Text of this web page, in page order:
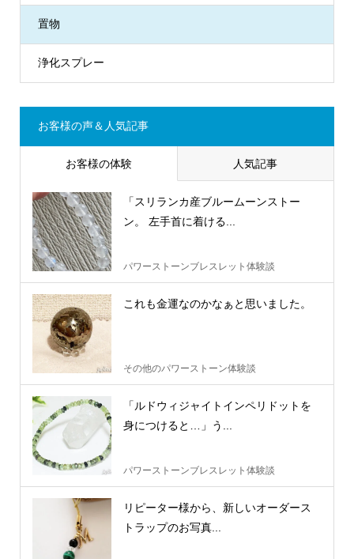
置物
浄化スプレー
お客様の声＆人気記事
お客様の体験 人気記事
「スリランカ産ブルームーンストー
ン。 左手首に着ける...
パワーストーンブレスレット体験談
これも金運なのかなぁと思いました。
その他のパワーストーン体験談
「ルドウィジャイトインペリドットを
身につけると…」う...
パワーストーンブレスレット体験談
リピーター様から、新しいオーダース
トラップのお写真...